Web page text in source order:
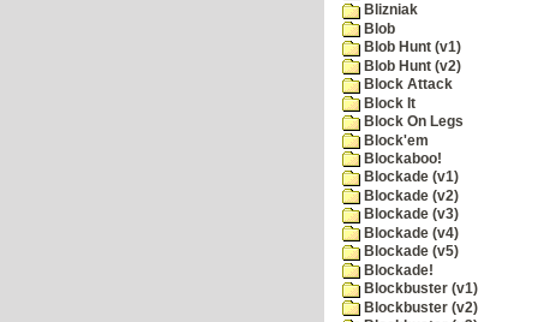
Blizniak
Blob
Blob Hunt (v1)
Blob Hunt (v2)
Block Attack
Block It
Block On Legs
Block'em
Blockaboo!
Blockade (v1)
Blockade (v2)
Blockade (v3)
Blockade (v4)
Blockade (v5)
Blockade!
Blockbuster (v1)
Blockbuster (v2)